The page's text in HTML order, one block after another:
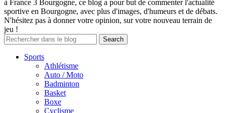
à France 3 Bourgogne, ce blog a pour but de commenter l'actualité
sportive en Bourgogne, avec plus d'images, d'humeurs et de débats.
N'hésitez pas à donner votre opinion, sur votre nouveau terrain de
jeu !
Sports
Athlétisme
Auto / Moto
Badminton
Basket
Boxe
Cyclisme